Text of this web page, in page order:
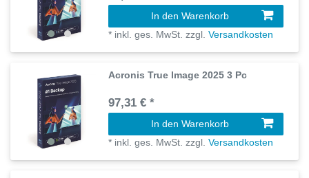
In den Warenkorb
* inkl. ges. MwSt. zzgl.Versandkosten
Acronis True Image 2025 3 Pc
97,31 € *
In den Warenkorb
* inkl. ges. MwSt. zzgl.Versandkosten